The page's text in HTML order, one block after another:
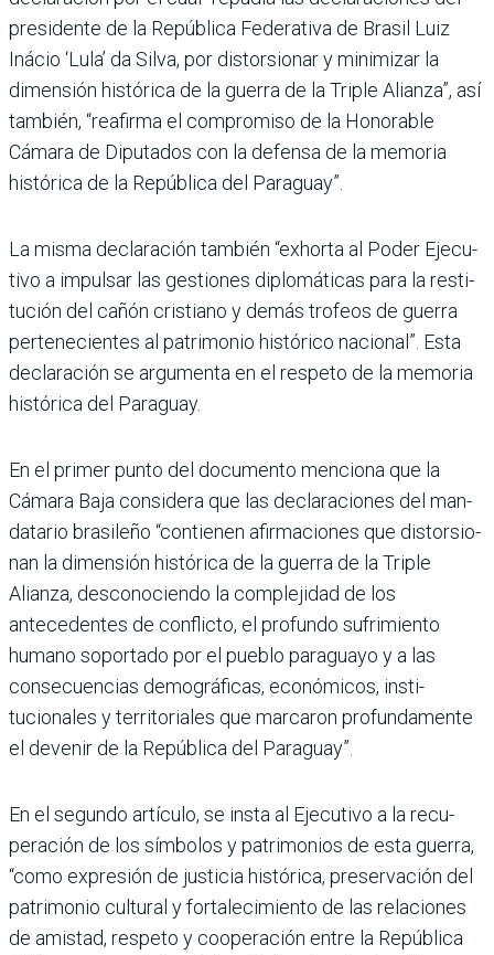
presidente de la República Federativa de Bra­sil Luiz
Inácio ‘Lula’ da Silva, por distorsionar y minimizar la
dimensión histórica de la guerra de la Triple Alianza”, así
también, “reafirma el compro­miso de la Honorable
Cámara de Diputados con la defensa de la memoria
histórica de la República del Paraguay”.
La misma declaración tam­bién “exhorta al Poder Ejecu­
tivo a impulsar las gestiones diplomáticas para la resti­
tución del cañón cristiano y demás trofeos de guerra
pertenecientes al patrimo­nio histórico nacional”. Esta
declaración se argumenta en el respeto de la memoria
his­tórica del Paraguay.
En el primer punto del documento menciona que la
Cámara Baja considera que las declaraciones del man­
datario brasileño “contienen afirmaciones que distorsio­
nan la dimensión histórica de la guerra de la Triple
Alianza, desconociendo la compleji­dad de los
antecedentes de conflicto, el profundo sufri­miento
humano soportado por el pueblo paraguayo y a las
consecuencias demo­gráficas, económicos, insti­
tucionales y territoriales que marcaron profundamente
el devenir de la República del Paraguay”.
En el segundo artículo, se insta al Ejecutivo a la recu­
peración de los símbolos y patrimonios de esta guerra,
“como expresión de justicia histórica, preservación del
patrimonio cultural y forta­lecimiento de las relaciones
de amistad, respeto y coo­peración entre la República